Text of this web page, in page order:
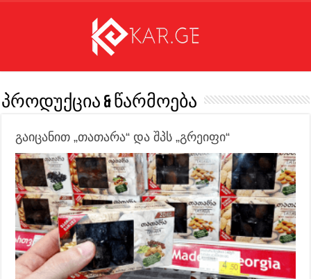
პროდუქცია & წარმოება
გაიცანით „თათარა“ და შპს „გრეიფი“